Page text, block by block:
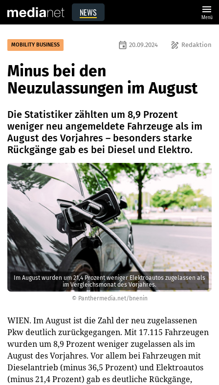
NEWS menu
Menü
© Panthermedia.net/bnenin
Im August wurden um 21,4 Prozent weniger Elektroautos zugelassen als
im Vergleichsmonat des Vorjahres.
MOBILITY BUSINESS draw Redaktion
event 20.09.2024
Minus bei den
Neuzulassungen im August
Die Statistiker zählten um 8,9 Prozent
weniger neu angemeldete Fahrzeuge als im
August des Vorjahres – besonders starke
Rückgänge gab es bei Diesel und Elektro.
WIEN. Im August ist die Zahl der neu zugelassenen
Pkw deutlich zurückgegangen. Mit 17.115 Fahrzeugen
wurden um 8,9 Prozent weniger zugelassen als im
August des Vorjahres. Vor allem bei Fahrzeugen mit
Dieselantrieb (minus 36,5 Prozent) und Elektroautos
(minus 21,4 Prozent) gab es deutliche Rückgänge,